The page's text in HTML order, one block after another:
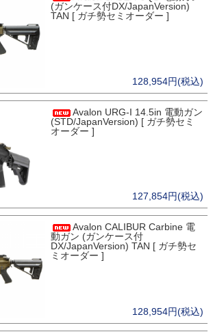
(ガンケース付DX/JapanVersion)
TAN [ ガチ勢セミオーダー ]
128,954円(税込)
Avalon URG-I 14.5in 電動ガン
(STD/JapanVersion) [ ガチ勢セミ
オーダー ]
127,854円(税込)
Avalon CALIBUR Carbine 電
動ガン (ガンケース付
DX/JapanVersion) TAN [ ガチ勢セ
ミオーダー ]
128,954円(税込)